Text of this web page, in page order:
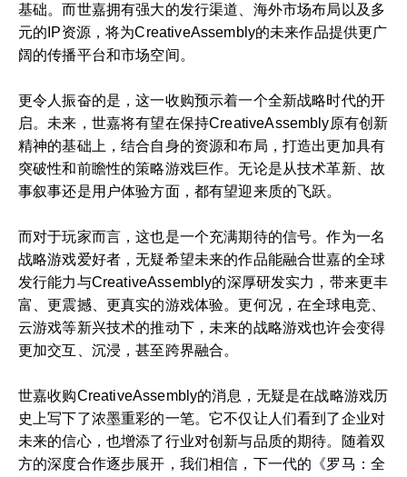
基础。而世嘉拥有强大的发行渠道、海外市场布局以及多
元的IP资源，将为CreativeAssembly的未来作品提供更广
阔的传播平台和市场空间。
更令人振奋的是，这一收购预示着一个全新战略时代的开
启。未来，世嘉将有望在保持CreativeAssembly原有创新
精神的基础上，结合自身的资源和布局，打造出更加具有
突破性和前瞻性的策略游戏巨作。无论是从技术革新、故
事叙事还是用户体验方面，都有望迎来质的飞跃。
而对于玩家而言，这也是一个充满期待的信号。作为一名
战略游戏爱好者，无疑希望未来的作品能融合世嘉的全球
发行能力与CreativeAssembly的深厚研发实力，带来更丰
富、更震撼、更真实的游戏体验。更何况，在全球电竞、
云游戏等新兴技术的推动下，未来的战略游戏也许会变得
更加交互、沉浸，甚至跨界融合。
世嘉收购CreativeAssembly的消息，无疑是在战略游戏历
史上写下了浓墨重彩的一笔。它不仅让人们看到了企业对
未来的信心，也增添了行业对创新与品质的期待。随着双
方的深度合作逐步展开，我们相信，下一代的《罗马：全